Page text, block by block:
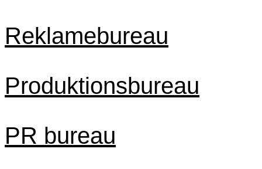
Reklamebureau
Produktionsbureau
PR bureau